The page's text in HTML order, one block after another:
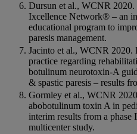
Dursun et al., WCNR 2020.
Ixcellence Network® – an
educational program to
paresis management.
Jacinto et al., WCNR 2020.
practice regarding
botulinum neurotoxin-A
& spastic paresis – results
Gormley et al., WCNR
abobotulinum toxin A in
interim results from a phase
multicenter study.